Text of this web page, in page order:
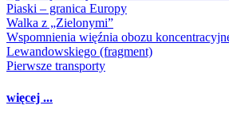
Piaski – granica Europy
Walka z „Zielonymi”
Wspomnienia więźnia obozu
Lewandowskiego (fragment)
Pierwsze transporty
więcej ...